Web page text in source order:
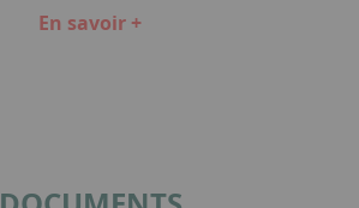
En savoir +